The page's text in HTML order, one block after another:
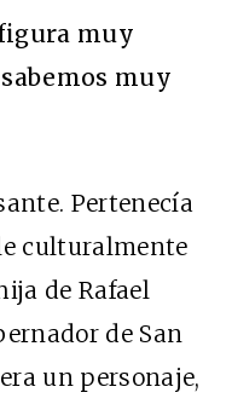
muy
muy
Pertenecía
culturalmente
de Rafael
de San
un personaje,